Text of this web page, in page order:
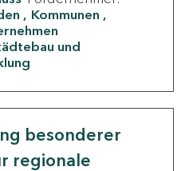
Kommunen
und
besonderer
regionale